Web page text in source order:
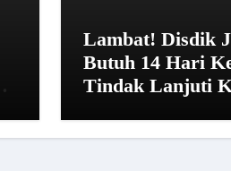
Lambat! Disdik
Butuh 14 Hari
Tindak Lanjuti